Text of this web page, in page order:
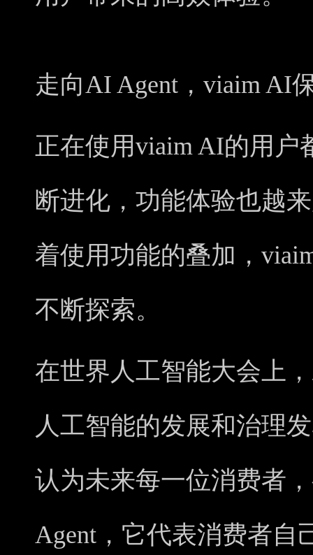
走向AI Agent，viaim AI
正在使用viaim AI的用
断进化，功能体验也越
着使用功能的叠加，
不断探索。
在世界人工智能大会上
人工智能的发展和治理
认为未来每一位消费者
Agent，它代表消费者自